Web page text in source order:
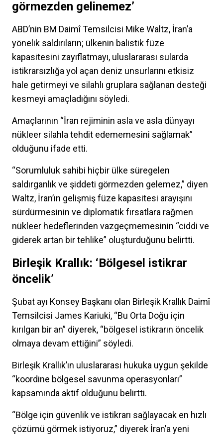
görmezden gelinemez’
ABD’nin BM Daimî Temsilcisi Mike Waltz, İran’a
yönelik saldırıların; ülkenin balistik füze
kapasitesini zayıflatmayı, uluslararası sularda
istikrarsızlığa yol açan deniz unsurlarını etkisiz
hale getirmeyi ve silahlı gruplara sağlanan desteği
kesmeyi amaçladığını söyledi.
Amaçlarının “İran rejiminin asla ve asla dünyayı
nükleer silahla tehdit edememesini sağlamak”
olduğunu ifade etti.
“Sorumluluk sahibi hiçbir ülke süregelen
saldırganlık ve şiddeti görmezden gelemez,” diyen
Waltz, İran’ın gelişmiş füze kapasitesi arayışını
sürdürmesinin ve diplomatik fırsatlara rağmen
nükleer hedeflerinden vazgeçmemesinin “ciddi ve
giderek artan bir tehlike” oluşturduğunu belirtti.
Birleşik Krallık: ‘Bölgesel istikrar
öncelik’
Şubat ayı Konsey Başkanı olan Birleşik Krallık Daimî
Temsilcisi James Kariuki, “Bu Orta Doğu için
kırılgan bir an” diyerek, “bölgesel istikrarın öncelik
olmaya devam ettiğini” söyledi.
Birleşik Krallık’ın uluslararası hukuka uygun şekilde
“koordine bölgesel savunma operasyonları”
kapsamında aktif olduğunu belirtti.
“Bölge için güvenlik ve istikrarı sağlayacak en hızlı
çözümü görmek istiyoruz,” diyerek İran’a yeni